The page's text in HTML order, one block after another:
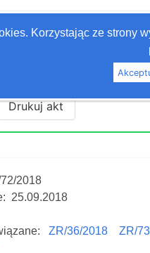
Korzystając ze strony
Szukaj
Drukuj akt
2018
25.09.2018
ZR/36/2018
ZR/